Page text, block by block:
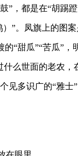
”，都是在“胡踢
”。凤旗上的图
“甜瓜”“苦瓜”，
么世面的老农
多识广的“雅士”